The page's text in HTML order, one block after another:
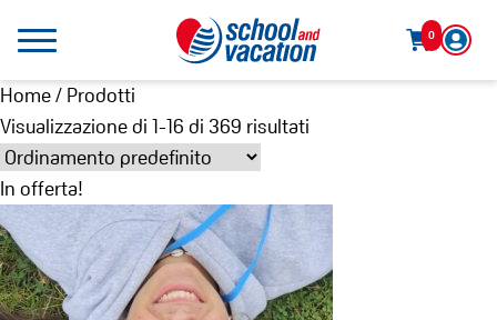
0
Home/ Prodotti
Visualizzazione di 1-16 di 369 risultati
In offerta!